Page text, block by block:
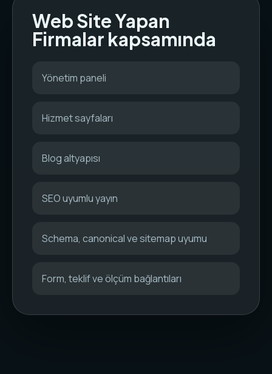
Web Site Yapan
Firmalar kapsamında
Yönetim paneli
Hizmet sayfaları
Blog altyapısı
SEO uyumlu yayın
Schema, canonical ve sitemap uyumu
Form, teklif ve ölçüm bağlantıları